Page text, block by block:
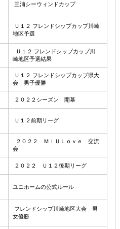
三浦シーウィンドカップ
Ｕ１２ フレンドシップカップ川崎
地区予選
Ｕ１２ フレンドシップカップ川
崎地区予選結果
Ｕ１２ フレンドシップカップ県大
会 男子優勝
２０２２シーズン 開幕
Ｕ１２前期リーグ
２０２２ ＭＩＵＬｏｖｅ 交流
会
２０２２ Ｕ１２後期リーグ
ユニホームの公式ルール
フレンドシップ川崎地区大会 男
女優勝